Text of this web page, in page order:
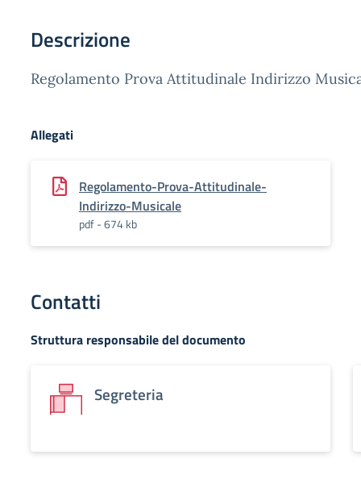
Descrizione
Regolamento Prova Attitudinale Indirizzo
Allegati
Regolamento-Prova-Attitudinale-
Indirizzo-Musicale
pdf - 674 kb
Contatti
Struttura responsabile del documento
Segreteria